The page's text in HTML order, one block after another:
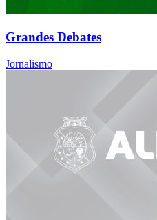
Grandes Debates
Jornalismo